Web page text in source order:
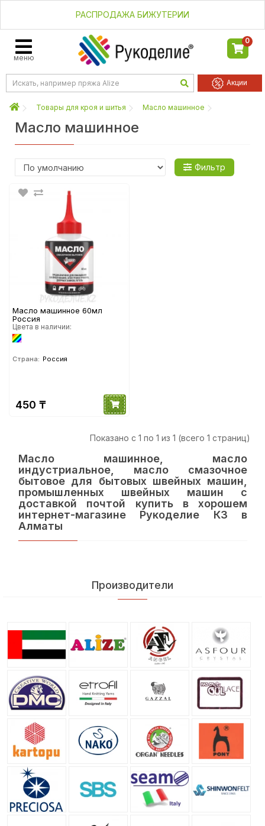
РАСПРОДАЖА БИЖУТЕРИИ
меню
0
Акции
Товары для кроя и шитья Масло машинное
Масло машинное
Фильтр
Масло машинное 60мл
Россия
Цвета в наличии:
Страна: Россия
450 ₸
Показано с 1 по 1 из 1 (всего 1 страниц)
Масло машинное, масло
индустриальное, масло смазочное
бытовое для бытовых швейных машин,
промышленных швейных машин с
доставкой почтой купить в хорошем
интернет-магазине Рукоделие КЗ в
Алматы
Производители